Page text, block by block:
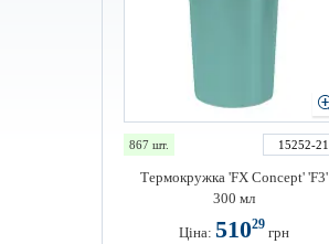
867 шт. 15252-21
Термокружка 'FX Concept' 'F3'
300 мл
Ціна: 51029 грн